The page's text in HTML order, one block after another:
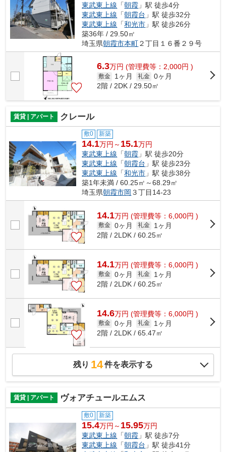
東武東上線 「朝霞 」駅 徒歩4分
東武東上線 「朝霞台 」駅 徒歩32分
東武東上線 「和光市 」駅 徒歩26分
築36年 / 29.50㎡
埼玉県朝霞市本町２丁目１６番２９号
6.3万円 (管理費等：2,000円 )
敷金 1ヶ月 礼金 0ヶ月
2階 / 2DK / 29.50㎡
賃貸 | アパート クレール
敷0 新築
14.1万円～ 15.1万円
東武東上線 「朝霞 」駅 徒歩20分
東武東上線 「朝霞台 」駅 徒歩23分
東武東上線 「和光市 」駅 徒歩38分
築1年未満 / 60.25㎡～68.29㎡
埼玉県朝霞市岡 ３丁目14-23
14.1万円 (管理費等：6,000円 )
敷金 0ヶ月 礼金
1ヶ月
2階 / 2LDK / 60.25㎡
14.1万円 (管理費等：6,000円 )
敷金 0ヶ月 礼金
1ヶ月
2階 / 2LDK / 60.25㎡
14.6万円 (管理費等：6,000円 )
敷金 0ヶ月 礼金
1ヶ月
2階 / 2LDK / 65.47㎡
残り 14件を表示する
賃貸 | アパート ヴォアチュールエムス
敷0 新築
15.4万円～ 15.95万円
東武東上線 「朝霞 」駅 徒歩7分
東武東上線 「朝霞台 」駅 徒歩41分